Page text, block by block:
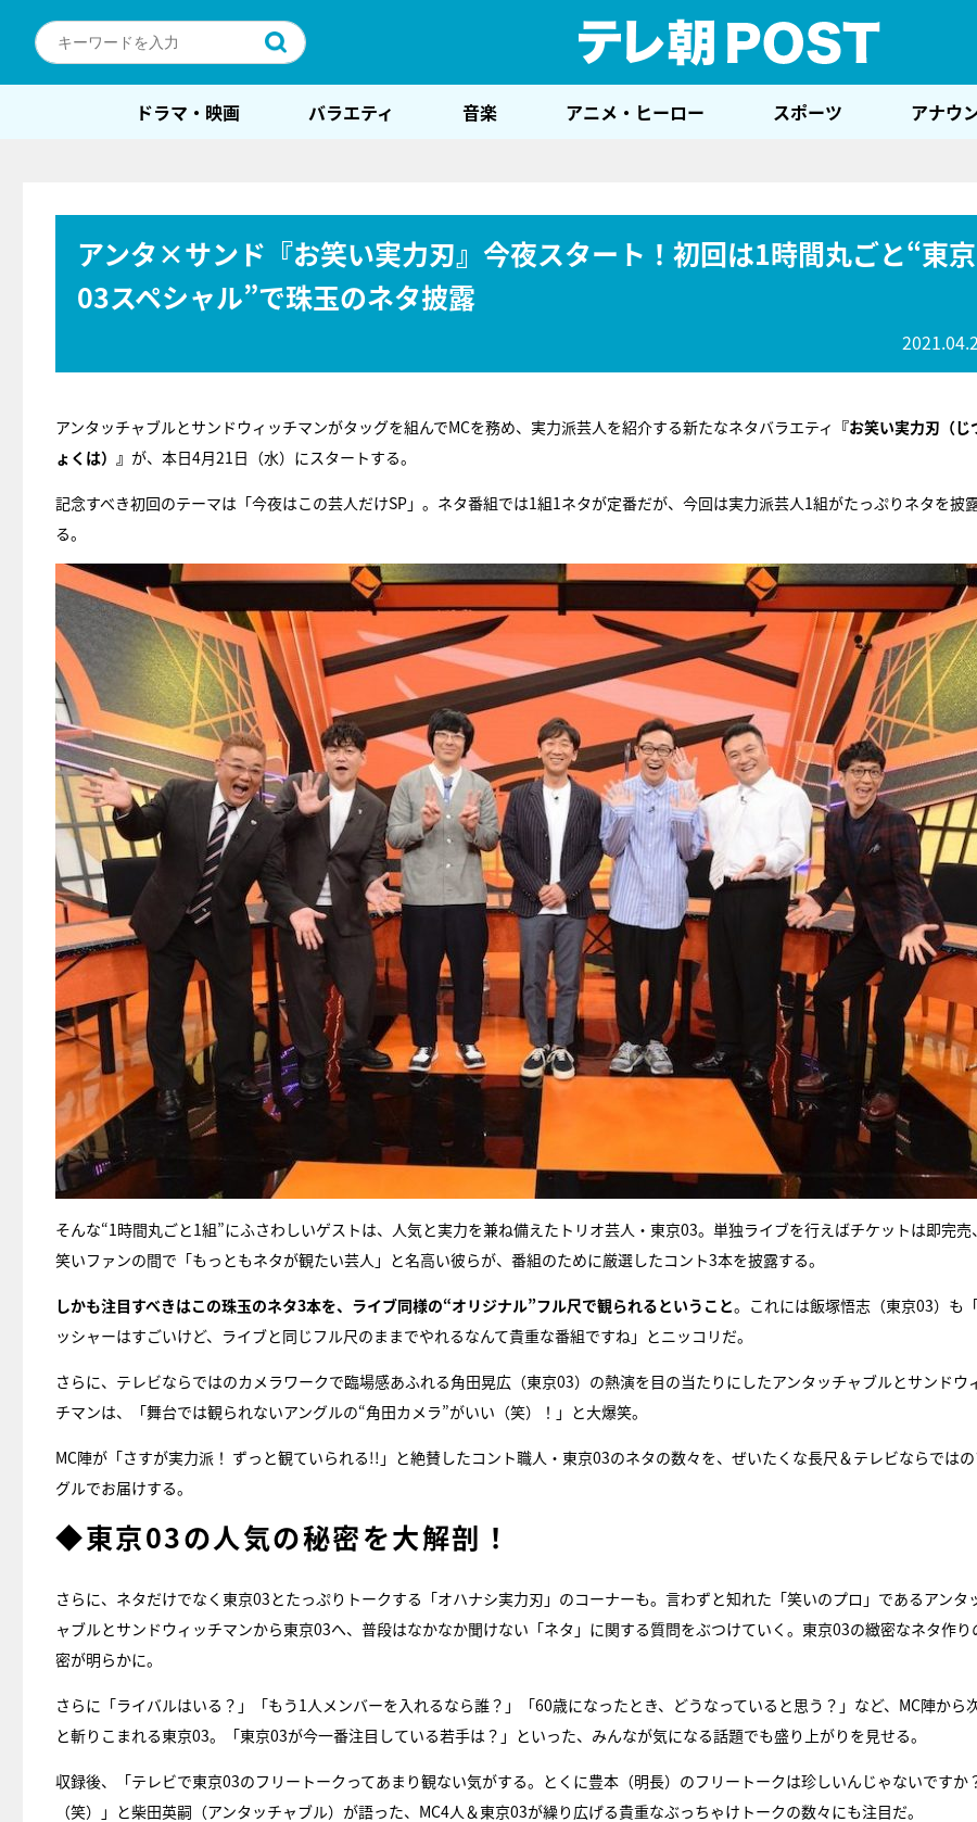
ドラマ・映画 バラエティ 音楽 アニメ・ヒーロー スポーツ アナウ
アンタ×サンド『お笑い実力刃』今夜スタート！初回は1時間丸ごと“東京
03スペシャル”で珠玉のネタ披露
アンタッチャブルとサンドウィッチマンがタッグを組んでMCを務め、実力派芸人を紹介する新たなネタバラエティ 『お笑い実力刃（じ
ょくは）』 が、本日4月21日（水）にスタートする。
記念すべき初回のテーマは「今夜はこの芸人だけSP」。ネタ番組では1組1ネタが定番だが、今回は実力派芸人1組がたっぷりネタを披
る。
そんな“1時間丸ごと1組”にふさわしいゲストは、人気と実力を兼ね備えたトリオ芸人・東京03。単独ライブを行えばチケットは即完売
笑いファンの間で「もっともネタが観たい芸人」と名高い彼らが、番組のために厳選したコント3本を披露する。
しかも注目すべきはこの珠玉のネタ3本を、ライブ同様の“オリジナル”フル尺で観られるということ。これには飯塚悟志（東京03）も
ッシャーはすごいけど、ライブと同じフル尺のままでやれるなんて貴重な番組ですね」とニッコリだ。
さらに、テレビならではのカメラワークで臨場感あふれる角田晃広（東京03）の熱演を目の当たりにしたアンタッチャブルとサンドウ
チマンは、「舞台では観られないアングルの“角田カメラ”がいい（笑）！」と大爆笑。
MC陣が「さすが実力派！ ずっと観ていられる!!」と絶賛したコント職人・東京03のネタの数々を、ぜいたくな長尺＆テレビならではの
グルでお届けする。
◆東京03の人気の秘密を大解剖！
さらに、ネタだけでなく東京03とたっぷりトークする「オハナシ実力刃」のコーナーも。言わずと知れた「笑いのプロ」であるアンタ
ャブルとサンドウィッチマンから東京03へ、普段はなかなか聞けない「ネタ」に関する質問をぶつけていく。東京03の緻密なネタ作り
密が明らかに。
さらに「ライバルはいる？」「もう1人メンバーを入れるなら誰？」「60歳になったとき、どうなっていると思う？」など、MC陣から
と斬りこまれる東京03。「東京03が今一番注目している若手は？」といった、みんなが気になる話題でも盛り上がりを見せる。
収録後、「テレビで東京03のフリートークってあまり観ない気がする。とくに豊本（明長）のフリートークは珍しいんじゃないですか
（笑）」と柴田英嗣（アンタッチャブル）が語った、MC4人＆東京03が繰り広げる貴重なぶっちゃけトークの数々にも注目だ。
E齋藤樹愛羅＆佐々木舞
ビュー